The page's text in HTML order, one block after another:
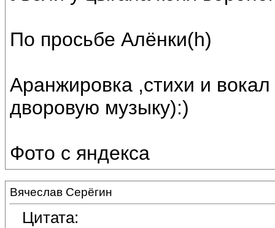
По просьбе Алёнки(h)
Аранжировка ,стихи и
дворовую музыку):)
Фото с яндекса
Вячеслав Серёгин
Цитата: